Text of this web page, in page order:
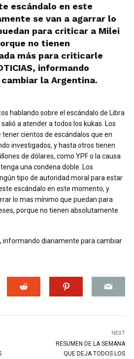
escándalo en este
se van a agarrar lo
para criticar a Milei
no tienen
más para criticarle
informando
la Argentina.
hablando sobre el escándalo de Libra
a atender a todos los kukas. Los
tener cientos de escándalos que en
investigados, y hasta otros tienen
de dólares, como YPF o la causa
una condena doble. Los
tipo de autoridad moral para estar
escándalo en este momento, y
lo mas mínimo que puedan para
porque no tienen absolutamente
informando diariamente para cambiar
NEXT
RESUMEN DE LA SEMANA
QUE DEJA TODOS LOS